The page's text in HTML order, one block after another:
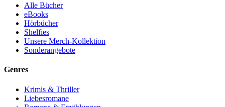
Alle Bücher
eBooks
Hörbücher
Shelfies
Unsere Merch-Kollektion
Sonderangebote
Genres
Krimis & Thriller
Liebesromane